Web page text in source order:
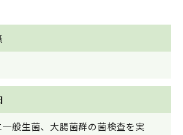
般生菌、大腸菌群の菌検査を実